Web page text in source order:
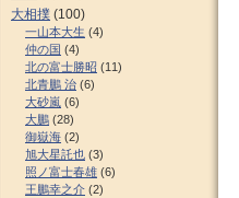
大相撲 (100)
一山本大生 (4)
仲の国 (4)
北の富士勝昭 (11)
北青鵬 治 (6)
大砂嵐 (6)
大鵬 (28)
御嶽海 (2)
旭大星託也 (3)
照ノ富士春雄 (6)
王鵬幸之介 (2)